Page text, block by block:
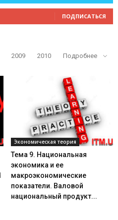
ПОДПИСАТЬСЯ
2009 2010 Подробнее
Экономическая теория
Тема 9. Национальная
экономика и ее
макроэкономические
показатели. Валовой
национальный продукт...